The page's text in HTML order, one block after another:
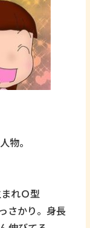
物。
れＯ型
さかり。身長